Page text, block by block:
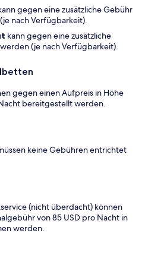
gegen eine zusätzliche Gebühr
nach Verfügbarkeit).
kann gegen eine zusätzliche
(je nach Verfügbarkeit).
gegen einen Aufpreis in Höhe
bereitgestellt werden.
keine Gebühren entrichtet
(nicht überdacht) können
von 85 USD pro Nacht in
werden.